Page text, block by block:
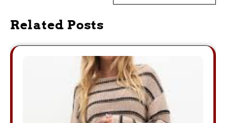
Related Posts